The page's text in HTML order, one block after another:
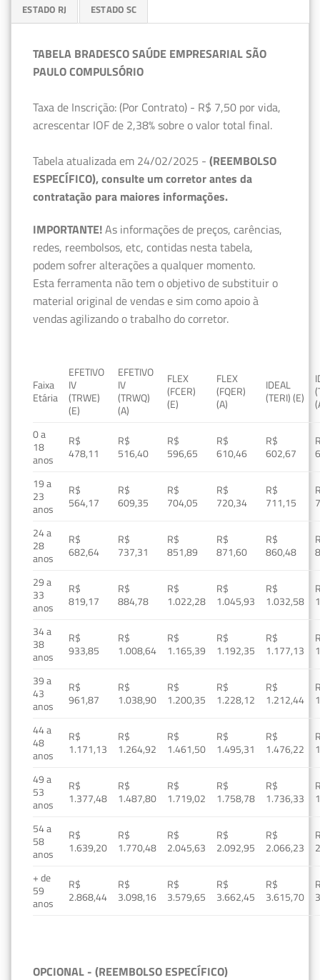
ESTADO RJ ESTADO SC
TABELA BRADESCO SAÚDE EMPRESARIAL SÃO
PAULO COMPULSÓRIO
Taxa de Inscrição: (Por Contrato) - R$ 7,50 por vida,
acrescentar IOF de 2,38% sobre o valor total final.
Tabela atualizada em 24/02/2025 - (REEMBOLSO
ESPECÍFICO), consulte um corretor antes da
contratação para maiores informações.
IMPORTANTE!As informações de preços, carências,
redes, reembolsos, etc, contidas nesta tabela,
podem sofrer alterações a qualquer momento.
Esta ferramenta não tem o objetivo de substituir o
material original de vendas e sim como apoio à
vendas agilizando o trabalho do corretor.
Faixa
Etária
EFETIVO
IV
(TRWE)
(E)
EFETIVO
IV
(TRWQ)
(A)
FLEX
(FCER)
(E)
FLEX
(FQER)
(A)
IDEAL
(TERI) (E)
0 a
18
anos
R$
478,11
R$
516,40
R$
596,65
R$
610,46
R$
602,67
19 a
23
anos
R$
564,17
R$
609,35
R$
704,05
R$
720,34
R$
711,15
24 a
28
anos
R$
682,64
R$
737,31
R$
851,89
R$
871,60
R$
860,48
29 a
33
anos
R$
819,17
R$
884,78
R$
1.022,28
R$
1.045,93
R$
1.032,58
34 a
38
anos
R$
933,85
R$
1.008,64
R$
1.165,39
R$
1.192,35
R$
1.177,13
39 a
43
anos
R$
961,87
R$
1.038,90
R$
1.200,35
R$
1.228,12
R$
1.212,44
44 a
48
anos
R$
1.171,13
R$
1.264,92
R$
1.461,50
R$
1.495,31
R$
1.476,22
49 a
53
anos
R$
1.377,48
R$
1.487,80
R$
1.719,02
R$
1.758,78
R$
1.736,33
54 a
58
anos
R$
1.639,20
R$
1.770,48
R$
2.045,63
R$
2.092,95
R$
2.066,23
+ de
59
anos
R$
2.868,44
R$
3.098,16
R$
3.579,65
R$
3.662,45
R$
3.615,70
OPCIONAL - (REEMBOLSO ESPECÍFICO)